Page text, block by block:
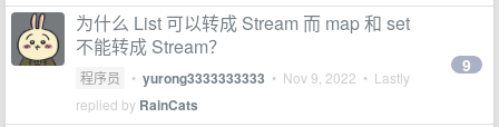
为什么 List 可以转成 Stream 而 map 和 set
不能转成 Stream？
程序员 • yurong3333333333 • Nov 9, 2022 • Lastly
replied by RainCats
9